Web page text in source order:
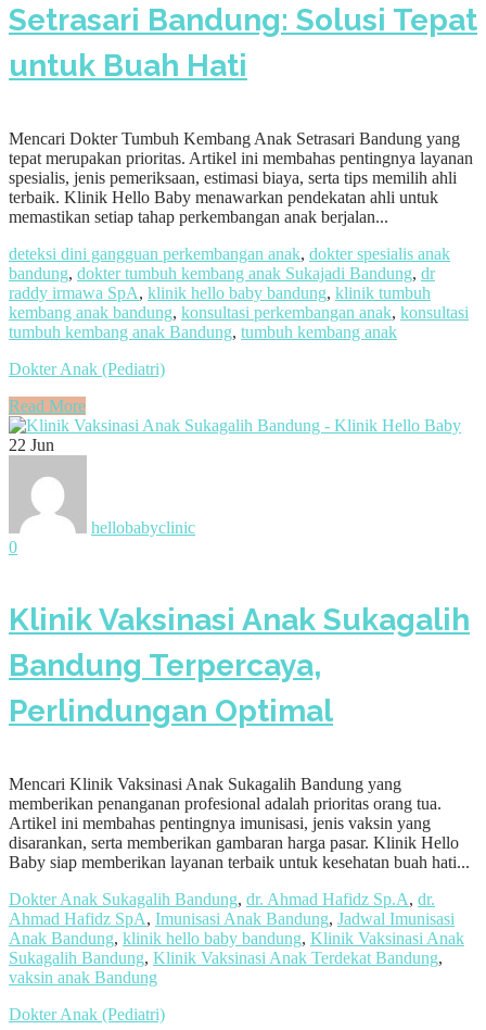
Setrasari Bandung: Solusi Tepat
untuk Buah Hati
Mencari Dokter Tumbuh Kembang Anak Setrasari Bandung yang
tepat merupakan prioritas. Artikel ini membahas pentingnya layanan
spesialis, jenis pemeriksaan, estimasi biaya, serta tips memilih ahli
terbaik. Klinik Hello Baby menawarkan pendekatan ahli untuk
memastikan setiap tahap perkembangan anak berjalan...
deteksi dini gangguan perkembangan anak, dokter spesialis anak
bandung, dokter tumbuh kembang anak Sukajadi Bandung, dr
raddy irmawa SpA, klinik hello baby bandung, klinik tumbuh
kembang anak bandung, konsultasi perkembangan anak, konsultasi
tumbuh kembang anak Bandung, tumbuh kembang anak
Dokter Anak (Pediatri)
Read More
22 Jun
hellobabyclinic
0
Klinik Vaksinasi Anak Sukagalih
Bandung Terpercaya,
Perlindungan Optimal
Mencari Klinik Vaksinasi Anak Sukagalih Bandung yang
memberikan penanganan profesional adalah prioritas orang tua.
Artikel ini membahas pentingnya imunisasi, jenis vaksin yang
disarankan, serta memberikan gambaran harga pasar. Klinik Hello
Baby siap memberikan layanan terbaik untuk kesehatan buah hati...
Dokter Anak Sukagalih Bandung, dr. Ahmad Hafidz Sp.A, dr.
Ahmad Hafidz SpA, Imunisasi Anak Bandung, Jadwal Imunisasi
Anak Bandung, klinik hello baby bandung, Klinik Vaksinasi Anak
Sukagalih Bandung, Klinik Vaksinasi Anak Terdekat Bandung,
vaksin anak Bandung
Dokter Anak (Pediatri)